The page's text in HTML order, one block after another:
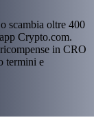
scambia oltre 400
Crypto.com.
in CRO
termini e